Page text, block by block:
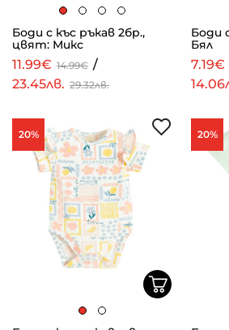
Боди с къс ръкав 2бр.,
цвят: Микс
11.99€ 14.99€ /
23.45лв. 29.32лв.
Боди
Бял
7.19€
20% 20%